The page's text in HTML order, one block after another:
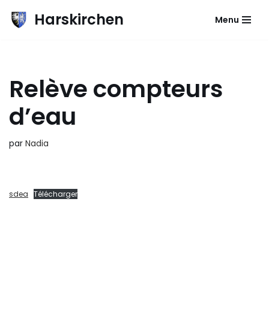
Aller
Harskirchen Menu
Relève compteurs
d’eau
par Nadia
sdea Télécharger